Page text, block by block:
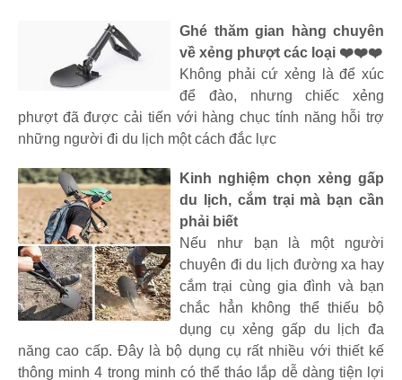
Ghé thăm gian hàng chuyên
về xẻng phượt các loại ❤️❤️❤️
Không phải cứ xẻng là để xúc
để đào, nhưng chiếc xẻng
phượt đã được cải tiến với hàng chục tính năng hỗi trợ
những người đi du lịch một cách đắc lực
Kinh nghiệm chọn xẻng gấp
du lịch, cắm trại mà bạn cần
phải biết
Nếu như bạn là một người
chuyên đi du lịch đường xa hay
cắm trại cùng gia đình và bạn
chắc hẳn không thể thiếu bộ
dụng cụ xẻng gấp du lịch đa
năng cao cấp. Đây là bộ dụng cụ rất nhiều với thiết kế
thông minh 4 trong minh có thể tháo lắp dễ dàng tiện lợi